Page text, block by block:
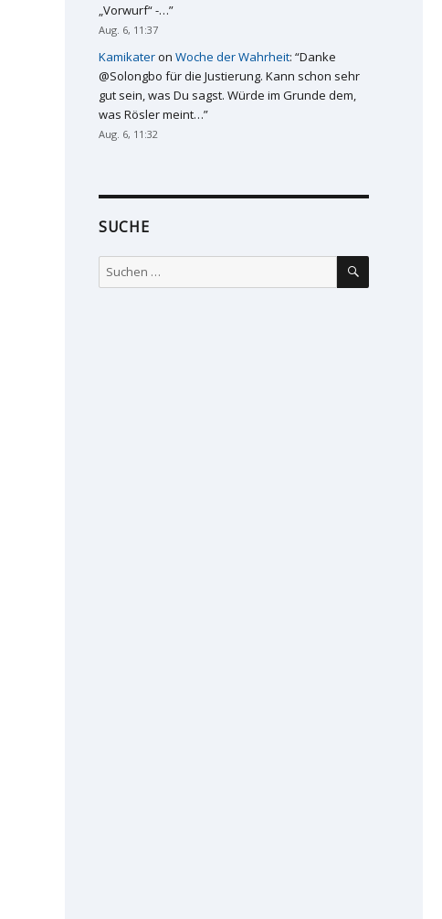
„Vorwurf“ -…”
Aug. 6, 11:37
Kamikateron Woche der Wahrheit: “Danke
@Solongbo für die Justierung. Kann schon sehr
gut sein, was Du sagst. Würde im Grunde dem,
was Rösler meint…”
Aug. 6, 11:32
SUCHE
Suchen
nach:
SUCHEN